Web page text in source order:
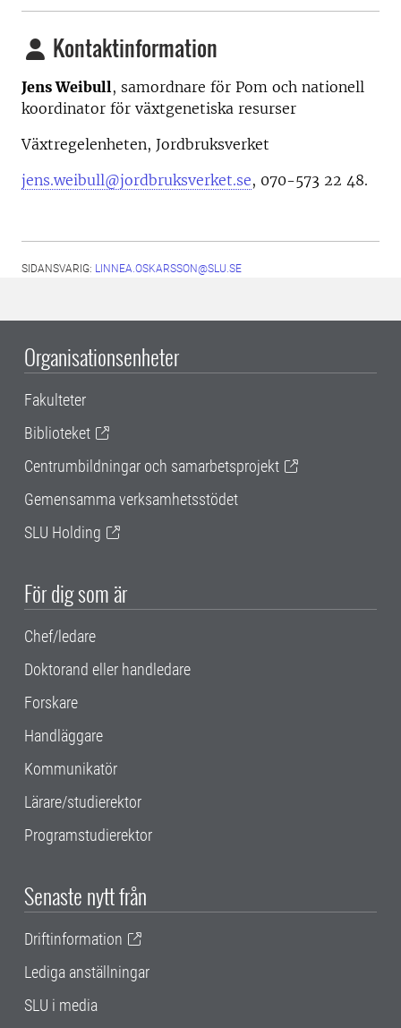
Kontaktinformation
Jens Weibull, samordnare för Pom och nationell
koordinator för växtgenetiska resurser
Växtregelenheten, Jordbruksverket
jens.weibull@jordbruksverket.se, 070-573 22 48.
SIDANSVARIG: LINNEA.OSKARSSON@SLU.SE
Organisationsenheter
Fakulteter
Biblioteket
Centrumbildningar och samarbetsprojekt
Gemensamma verksamhetsstödet
SLU Holding
För dig som är
Chef/ledare
Doktorand eller handledare
Forskare
Handläggare
Kommunikatör
Lärare/studierektor
Programstudierektor
Senaste nytt från
Driftinformation
Lediga anställningar
SLU i media